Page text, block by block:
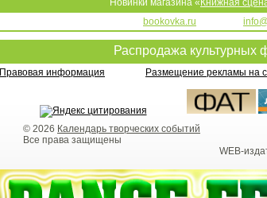
Новинки магазина « Книжная
bookovka.ru
Распродажа культурных
Правовая информация Размещение рекламы на
© 2026 Календарь творческих событий
Все права защищены
WEB-